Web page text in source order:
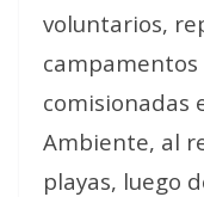
voluntarios,
comisionadas
Ambiente, al
playas, luego